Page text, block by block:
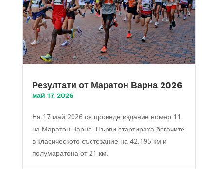
Резултати от Маратон Варна 2026
май 17, 2026
На 17 май 2026 се проведе издание номер 11
на Маратон Варна. Първи стартираха бегачите
в класическото състезание на 42.195 км и
полумаратона от 21 км.